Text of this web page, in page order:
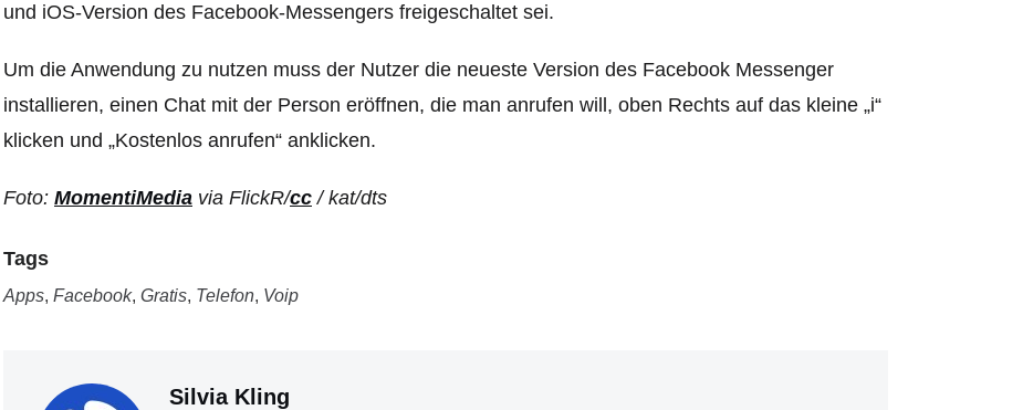
und iOS-Version des Facebook-Messengers freigeschaltet sei.
Um die Anwendung zu nutzen muss der Nutzer die neueste Version des Facebook Messenger
installieren, einen Chat mit der Person eröffnen, die man anrufen will, oben Rechts auf das kleine „i“
klicken und „Kostenlos anrufen“ anklicken.
Foto: MomentiMedia via FlickR/cc / kat/dts
Tags
Apps, Facebook, Gratis, Telefon, Voip
Silvia Kling